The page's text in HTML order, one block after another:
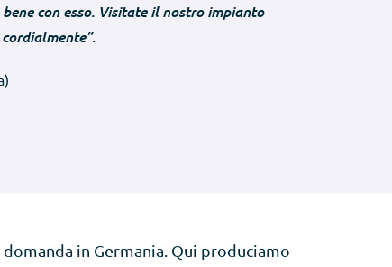
con esso. Visitate il nostro impianto
in Germania. Qui produciamo